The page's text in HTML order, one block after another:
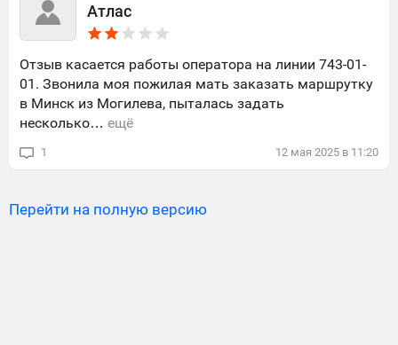
Атлас
Отзыв касается работы оператора на линии 743-01-
01. Звонила моя пожилая мать заказать маршрутку
в Минск из Могилева, пыталась задать
несколько… ещё
1 12 мая 2025 в 11:20
Перейти на полную версию